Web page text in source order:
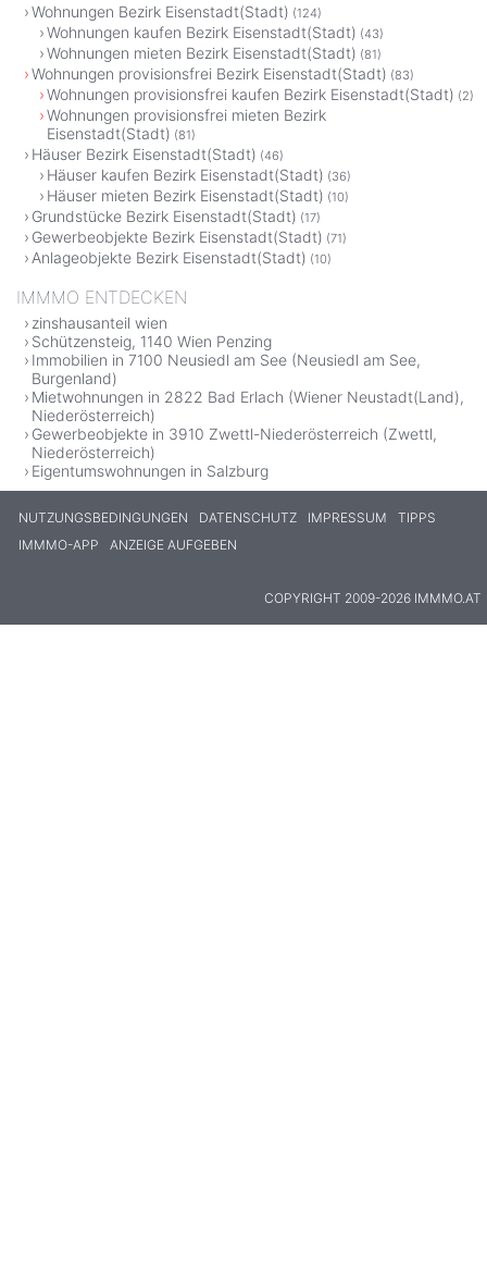
Wohnungen Bezirk Eisenstadt(Stadt) (124)
Wohnungen kaufen Bezirk Eisenstadt(Stadt) (43)
Wohnungen mieten Bezirk Eisenstadt(Stadt) (81)
Wohnungen provisionsfrei Bezirk Eisenstadt(Stadt) (83)
Wohnungen provisionsfrei kaufen Bezirk Eisenstadt(Stadt) (2)
Wohnungen provisionsfrei mieten Bezirk
Eisenstadt(Stadt) (81)
Häuser Bezirk Eisenstadt(Stadt) (46)
Häuser kaufen Bezirk Eisenstadt(Stadt) (36)
Häuser mieten Bezirk Eisenstadt(Stadt) (10)
Grundstücke Bezirk Eisenstadt(Stadt) (17)
Gewerbeobjekte Bezirk Eisenstadt(Stadt) (71)
Anlageobjekte Bezirk Eisenstadt(Stadt) (10)
IMMMO ENTDECKEN
zinshausanteil wien
Schützensteig, 1140 Wien Penzing
Immobilien in 7100 Neusiedl am See (Neusiedl am See,
Burgenland)
Mietwohnungen in 2822 Bad Erlach (Wiener Neustadt(Land),
Niederösterreich)
Gewerbeobjekte in 3910 Zwettl-Niederösterreich (Zwettl,
Niederösterreich)
Eigentumswohnungen in Salzburg
NUTZUNGSBEDINGUNGEN DATENSCHUTZ IMPRESSUM
TIPPS
IMMMO-APP
ANZEIGE AUFGEBEN
COPYRIGHT 2009-2026 IMMMO.AT